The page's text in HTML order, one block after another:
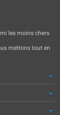
les moins chers
mettons tout en